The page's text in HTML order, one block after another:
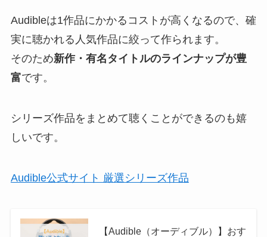
Audibleは1作品にかかるコストが高くなるので、確
実に聴かれる人気作品に絞って作られます。
そのため新作・有名タイトルのラインナップが豊
富です。
シリーズ作品をまとめて聴くことができるのも嬉
しいです。
Audible公式サイト 厳選シリーズ作品
【Audible（オーディブル）】おす